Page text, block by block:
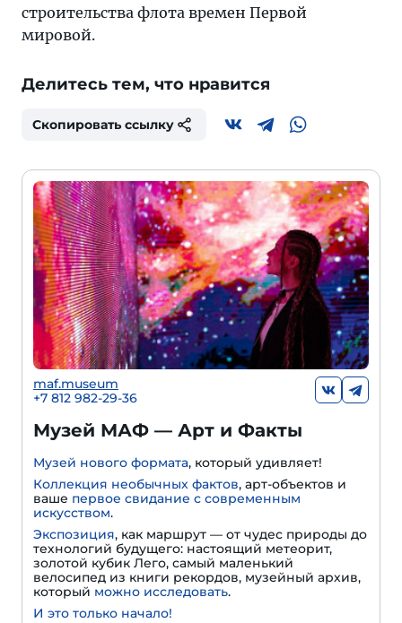
строительства флота времен Первой
мировой.
Делитесь тем, что нравится
Скопировать ссылку
maf.museum
+7 812 982-29-36
Музей МАФ — Арт и Факты
Музей нового формата, который удивляет!
Коллекция необычных фактов, арт-объектов и
ваше первое свидание с современным
искусством.
Экспозиция, как маршрут — от чудес природы до
технологий будущего: настоящий метеорит,
золотой кубик Лего, самый маленький
велосипед из книги рекордов, музейный архив,
который можно исследовать.
И это только начало!